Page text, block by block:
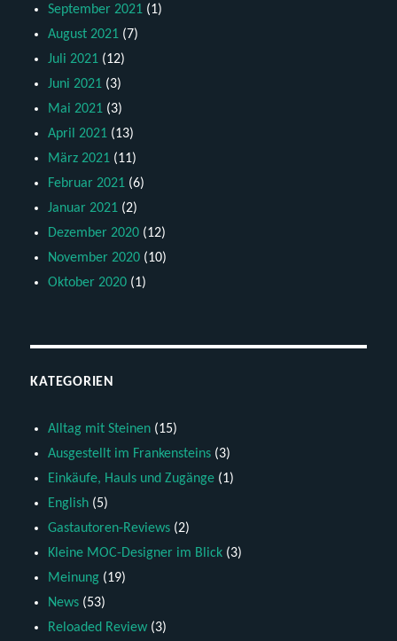
September 2021 (1)
August 2021 (7)
Juli 2021 (12)
Juni 2021 (3)
Mai 2021 (3)
April 2021 (13)
März 2021 (11)
Februar 2021 (6)
Januar 2021 (2)
Dezember 2020 (12)
November 2020 (10)
Oktober 2020 (1)
KATEGORIEN
Alltag mit Steinen (15)
Ausgestellt im Frankensteins (3)
Einkäufe, Hauls und Zugänge (1)
English (5)
Gastautoren-Reviews (2)
Kleine MOC-Designer im Blick (3)
Meinung (19)
News (53)
Reloaded Review (3)